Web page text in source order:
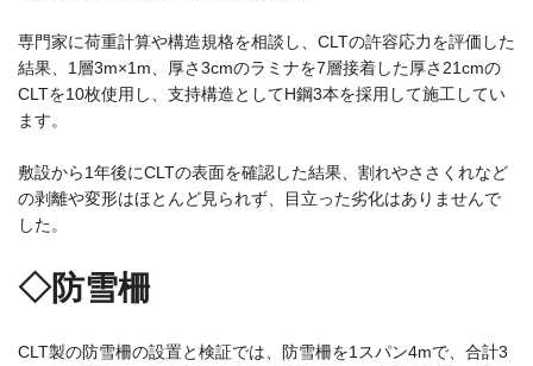
専門家に荷重計算や構造規格を相談し、CLTの許容応力を評価した
結果、1層3m×1m、厚さ3cmのラミナを7層接着した厚さ21cmの
CLTを10枚使用し、支持構造としてH鋼3本を採用して施工してい
ます。
敷設から1年後にCLTの表面を確認した結果、割れやささくれなど
の剥離や変形はほとんど見られず、目立った劣化はありませんで
した。
◇防雪柵
CLT製の防雪柵の設置と検証では、防雪柵を1スパン4mで、合計3